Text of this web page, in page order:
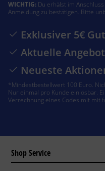
WICHTIG: Du erhälst im
Anmeldung zu bestätigen. Bitte
Exklusiver 5€
Aktuelle
Neueste
*Mindestbestellwert 100 Euro.
Nur einmal pro Kunde einlösbar.
Verrechnung eines Codes mit mit
Shop Service